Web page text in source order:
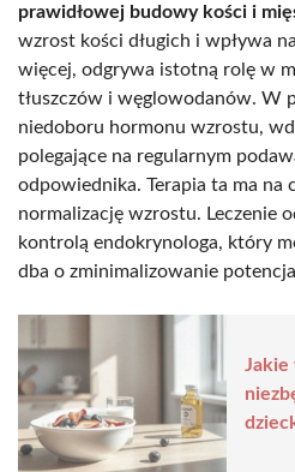
prawidłowej budowy kości i
wzrost kości długich i wpływa
więcej, odgrywa istotną rolę w
tłuszczów i węglowodanów. W
niedoboru hormonu wzrostu,
polegające na regularnym
odpowiednika. Terapia ta ma na
normalizację wzrostu. Leczenie
kontrolą endokrynologa, który
dba o zminimalizowanie
Jakie